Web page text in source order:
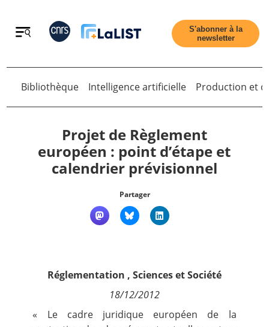
Retour
Contact
Nous suivre
S'abonner à la
newsletter
Retour
Bibliothèque Intelligence artificielle Production et
Projet de Règlement
européen : point d’étape et
calendrier prévisionnel
Partager
Réglementation , Sciences et Société
18/12/2012
« Le cadre juridique européen de la